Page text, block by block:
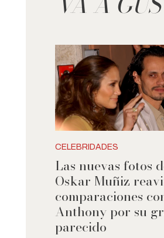
CELEBRIDADES
Las nuevas fotos
Oskar Muñiz
comparaciones
Anthony por su
parecido